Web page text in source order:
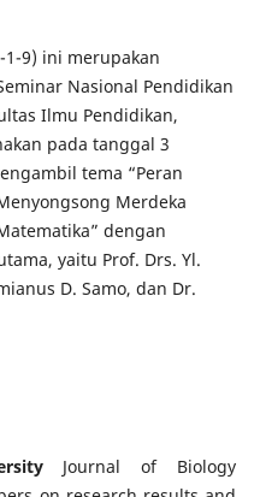
1-9) ini merupakan
Nasional Pendidikan
Ilmu Pendidikan,
pada tanggal 3
tema “Peran
Merdeka
dengan
yaitu Prof. Drs. Yl.
D. Samo, dan Dr.
Journal of Biology